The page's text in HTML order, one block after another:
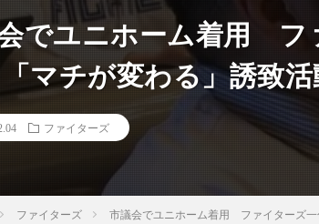
でユニホーム着用 フ
マチが変わる」誘致
ファイターズ
ファイターズ 市議会でユニホーム着用 ファイターズ一